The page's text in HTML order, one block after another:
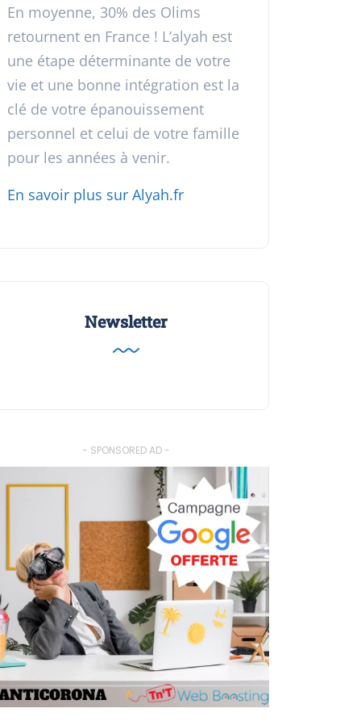
En moyenne, 30% des Olims
retournent en France ! L’alyah est
une étape déterminante de votre
vie et une bonne intégration est la
clé de votre épanouissement
personnel et celui de votre famille
pour les années à venir.
En savoir plus sur Alyah.fr
Newsletter
- SPONSORED AD -